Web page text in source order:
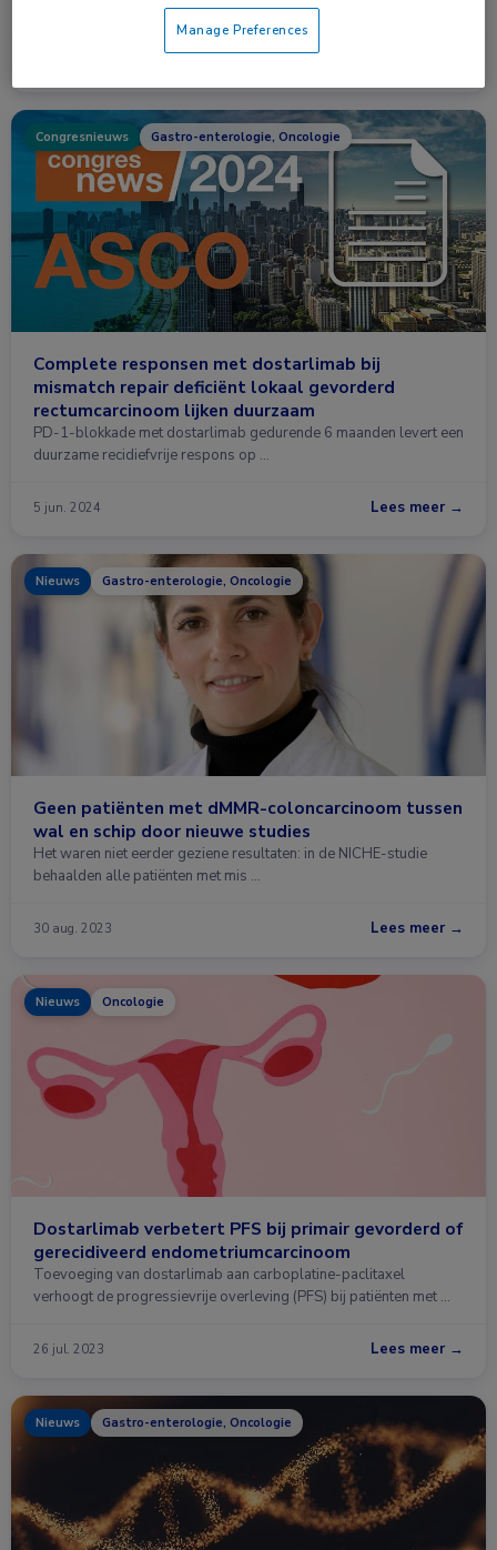
voor patiënten met lokaal gevorderde niet uitgezaaide mis …
Congresnieuws Gastro-enterologie, Oncologie
Complete responsen met dostarlimab bij
mismatch repair deficiënt lokaal gevorderd
rectumcarcinoom lijken duurzaam
PD-1-blokkade met dostarlimab gedurende 6 maanden levert een
duurzame recidiefvrije respons op …
5 jun. 2024 Lees meer →
Nieuws Gastro-enterologie, Oncologie
Geen patiënten met dMMR-coloncarcinoom tussen
wal en schip door nieuwe studies
Het waren niet eerder geziene resultaten: in de NICHE-studie
behaalden alle patiënten met mis …
30 aug. 2023 Lees meer →
Nieuws Oncologie
Dostarlimab verbetert PFS bij primair gevorderd of
gerecidiveerd endometriumcarcinoom
Toevoeging van dostarlimab aan carboplatine-paclitaxel
verhoogt de progressievrije overleving (PFS) bij patiënten met …
26 jul. 2023 Lees meer →
Nieuws Gastro-enterologie, Oncologie
Manage Preferences